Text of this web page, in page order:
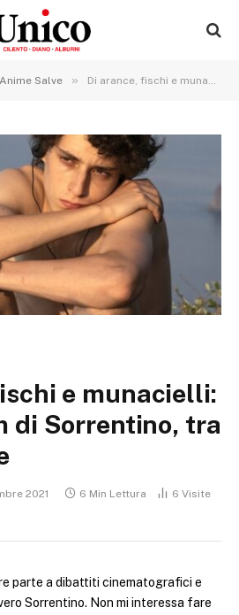
Anime Salve » Di arance, fischi e munacielli: l’ultimo film di Sorrentino, tra luci e ombre
e munacielli:
di Sorrentino, tra
2021 6 Min Lettura 6 Visite
parte a dibattiti cinematografici e
Sorrentino. Non mi interessa fare